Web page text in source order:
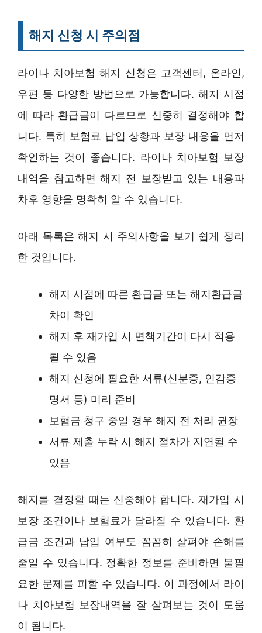
해지 신청 시 주의점
라이나 치아보험 해지 신청은 고객센터, 온라인,
우편 등 다양한 방법으로 가능합니다. 해지 시점
에 따라 환급금이 다르므로 신중히 결정해야 합
니다. 특히 보험료 납입 상황과 보장 내용을 먼저
확인하는 것이 좋습니다. 라이나 치아보험 보장
내역을 참고하면 해지 전 보장받고 있는 내용과
차후 영향을 명확히 알 수 있습니다.
아래 목록은 해지 시 주의사항을 보기 쉽게 정리
한 것입니다.
해지 시점에 따른 환급금 또는 해지환급금
차이 확인
해지 후 재가입 시 면책기간이 다시 적용
될 수 있음
해지 신청에 필요한 서류(신분증, 인감증
명서 등) 미리 준비
보험금 청구 중일 경우 해지 전 처리 권장
서류 제출 누락 시 해지 절차가 지연될 수
있음
해지를 결정할 때는 신중해야 합니다. 재가입 시
보장 조건이나 보험료가 달라질 수 있습니다. 환
급금 조건과 납입 여부도 꼼꼼히 살펴야 손해를
줄일 수 있습니다. 정확한 정보를 준비하면 불필
요한 문제를 피할 수 있습니다. 이 과정에서 라이
나 치아보험 보장내역을 잘 살펴보는 것이 도움
이 됩니다.